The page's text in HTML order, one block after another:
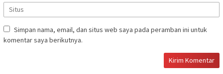
Simpan nama, email, dan situs web saya pada peramban ini untuk
komentar saya berikutnya.